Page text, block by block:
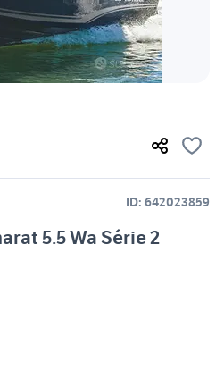
ID: 642023859
5.5 Wa Série 2